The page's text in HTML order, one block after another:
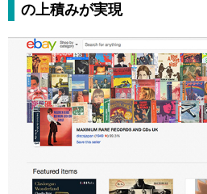
の上積みが実現